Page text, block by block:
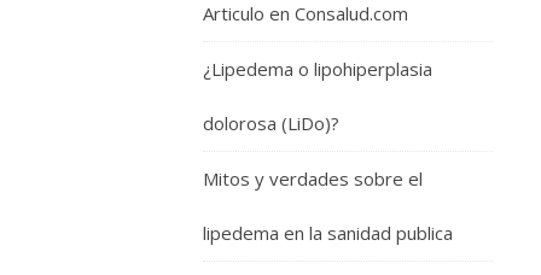
Articulo en Consalud.com
¿Lipedema o lipohiperplasia
dolorosa (LiDo)?
Mitos y verdades sobre el
lipedema en la sanidad publica